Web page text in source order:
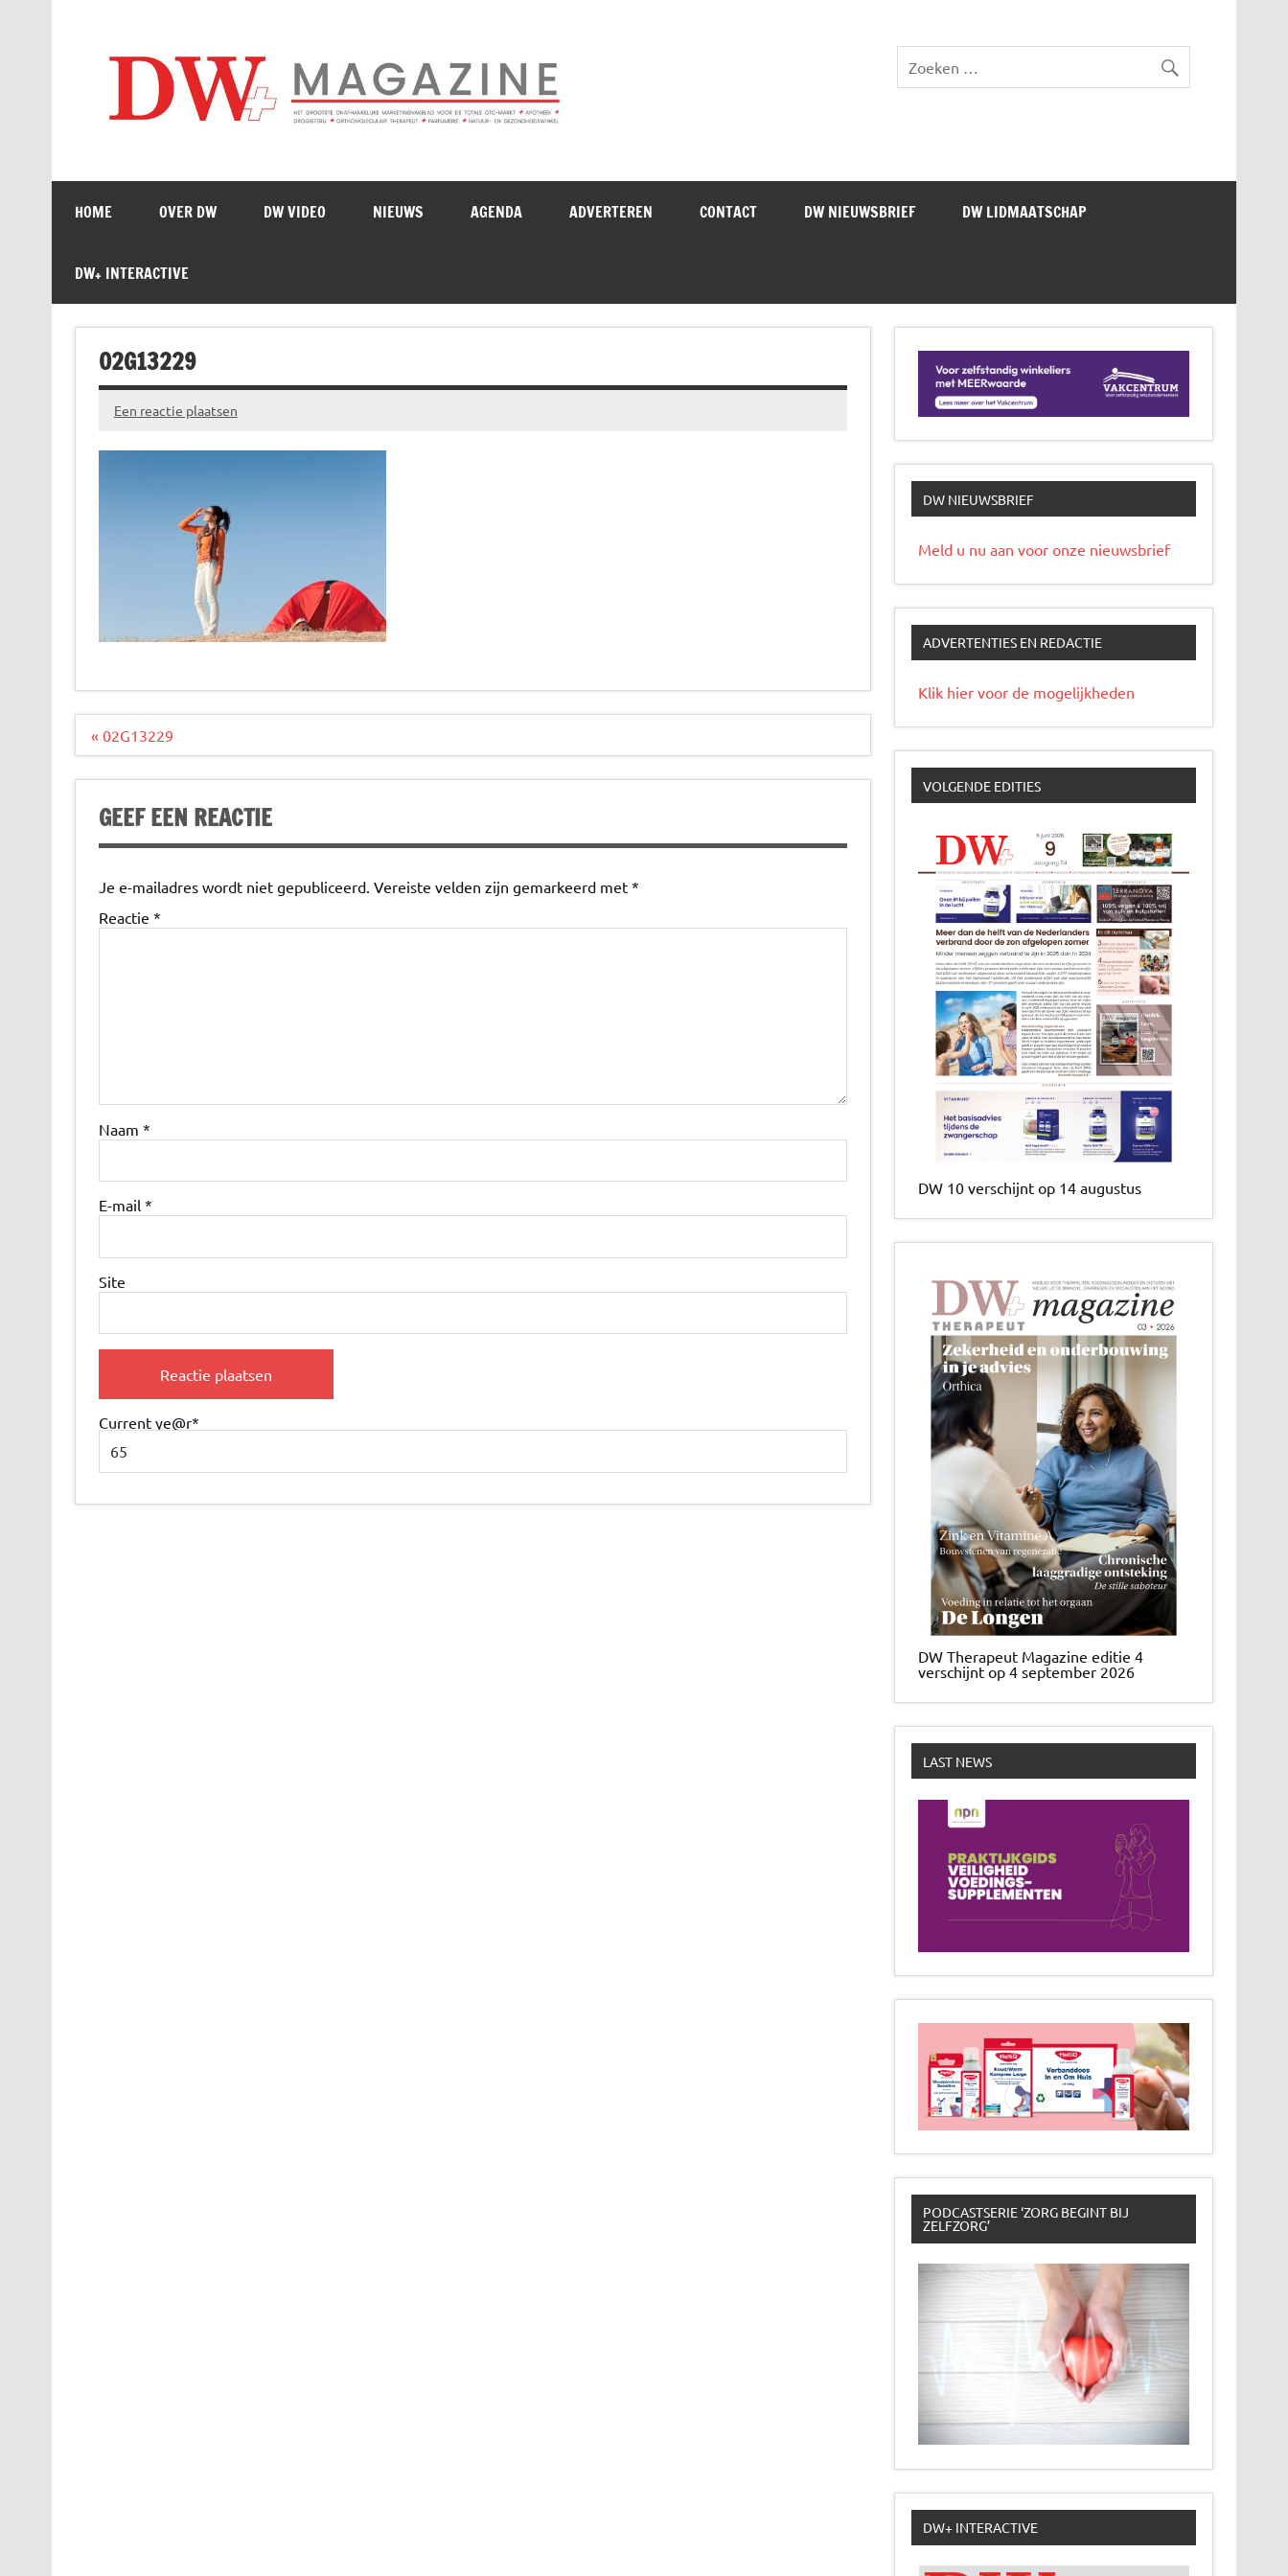
Drogistenweekblad DW Magazine
HOME OVER DW DW VIDEO NIEUWS AGENDA ADVERTEREN CONTACT DW NIEUWSBRIEF DW LIDMAATSCHAP
DW+ INTERACTIVE
02G13229
Een reactie plaatsen
Bericht
« 02G13229
GEEF EEN REACTIE
Je e-mailadres wordt niet gepubliceerd. Vereiste velden zijn gemarkeerd met *
Reactie *
Naam *
E-mail *
Site
Current ye@r*
DW NIEUWSBRIEF
Meld u nu aan voor onze nieuwsbrief
ADVERTENTIES EN REDACTIE
Klik hier voor de mogelijkheden
VOLGENDE EDITIES
DW 10 verschijnt op 14 augustus
DW Therapeut Magazine editie 4
verschijnt op 4 september 2026
LAST NEWS
PODCASTSERIE ‘ZORG BEGINT BIJ
ZELFZORG’
DW+ INTERACTIVE